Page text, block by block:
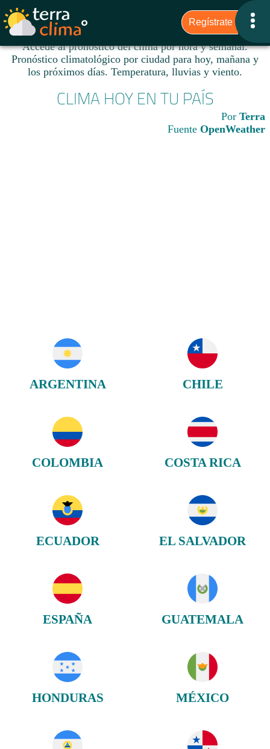
Accede al pronóstico del clima por hora y semanal.
Pronóstico climatológico por ciudad para hoy, mañana y
los próximos días. Temperatura, lluvias y viento.​
CLIMA HOY EN TU PAÍS
Por Terra
Fuente OpenWeather
ARGENTINA CHILE
COLOMBIA COSTA RICA
ECUADOR EL SALVADOR
ESPAÑA GUATEMALA
HONDURAS MÉXICO